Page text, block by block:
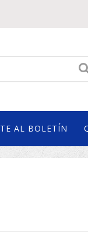
AL BOLETÍN